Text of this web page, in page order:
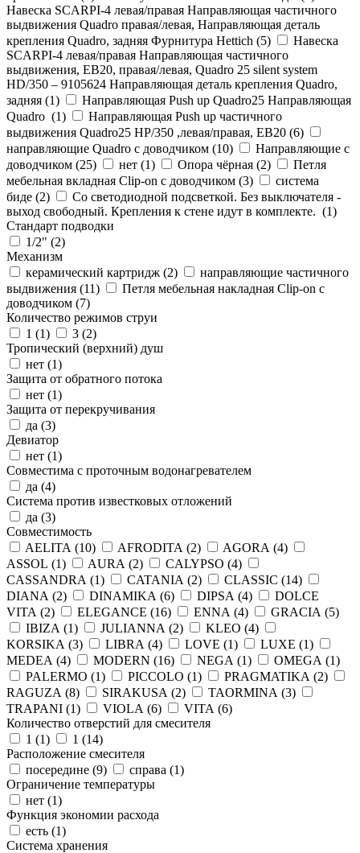
Навеска SCARPI-4 левая/правая Направляющая частичного
выдвижения Quadro правая/левая, Направляющая деталь
крепления Quadro, задняя Фурнитура Hettich (5)
Навеска
SCARPI-4 левая/правая Направляющая частичного
выдвижения, ЕВ20, правая/левая, Quadro 25 silent system
HD/350 – 9105624 Направляющая деталь крепления Quadro,
задняя (1)
Направляющая Push up Quadro25 Направляющая
Quadro (1)
Направляющая Push up частичного
выдвижения Quadro25 НР/350 ,левая/правая, ЕВ20 (6)
направляющие Quadro с доводчиком (10)
Направляющие с
доводчиком (25) нет (1) Опора чёрная (2)
Петля
мебельная вкладная Clip-on с доводчиком (3)
система
биде (2)
Со светодиодной подсветкой. Без выключателя -
выход свободный. Крепления к стене идут в комплекте. (1)
Стандарт подводки
1/2" (2)
Механизм
керамический картридж (2)
направляющие частичного
выдвижения (11)
Петля мебельная накладная Clip-on с
доводчиком (7)
Количество режимов струи
1 (1) 3 (2)
Тропический (верхний) душ
нет (1)
Защита от обратного потока
нет (1)
Защита от перекручивания
да (3)
Девиатор
нет (1)
Совместима с проточным водонагревателем
да (4)
Система против известковых отложений
да (3)
Совместимость
AELITA (10) AFRODITA (2) AGORA (4)
ASSOL (1) AURA (2) CALYPSO (4)
CASSANDRA (1) CATANIA (2) CLASSIC (14)
DIANA (2) DINAMIKA (6) DIPSA (4)
DOLCE
VITA (2) ELEGANCE (16) ENNA (4) GRACIA (5)
IBIZA (1) JULIANNA (2) KLEO (4)
KORSIKA (3) LIBRA (4) LOVE (1) LUXE (1)
MEDEA (4) MODERN (16) NEGA (1) OMEGA (1)
PALERMO (1) PICCOLO (1) PRAGMATIKA (2)
RAGUZA (8) SIRAKUSA (2) TAORMINA (3)
TRAPANI (1) VIOLA (6) VITA (6)
Количество отверстий для смесителя
1 (1) 1 (14)
Расположение смесителя
посередине (9) справа (1)
Ограничение температуры
нет (1)
Функция экономии расхода
есть (1)
Система хранения